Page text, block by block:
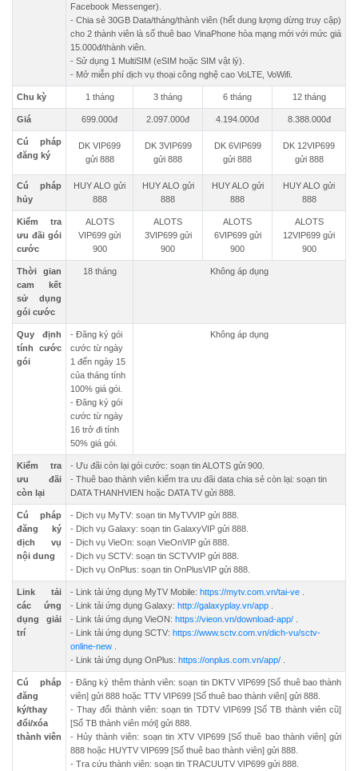
Facebook Messenger).
- Chia sẻ 30GB Data/tháng/thành viên (hết dung lượng dừng truy cập)
cho 2 thành viên là số thuê bao VinaPhone hòa mạng mới với mức giá
15.000đ/thành viên.
- Sử dụng 1 MultiSIM (eSIM hoặc SIM vật lý).
- Mở miễn phí dịch vụ thoại công nghệ cao VoLTE, VoWifi.
Chu kỳ 1 tháng 3 tháng 6 tháng 12 tháng
Giá 699.000đ 2.097.000đ 4.194.000đ 8.388.000đ
Cú pháp
đăng ký
DK VIP699
gửi 888
DK 3VIP699
gửi 888
DK 6VIP699
gửi 888
DK 12VIP699
gửi 888
Cú pháp
hủy
HUY ALO gửi
888
HUY ALO gửi
888
HUY ALO gửi
888
HUY ALO gửi
888
Kiểm tra
ưu đãi gói
cước
ALOTS
VIP699 gửi
900
ALOTS
3VIP699 gửi
900
ALOTS
6VIP699 gửi
900
ALOTS
12VIP699 gửi
900
Thời gian
cam kết
sử dụng
gói cước
18 tháng Không áp dụng
Quy định
tính cước
gói
- Đăng ký gói
cước từ ngày
1 đến ngày 15
của tháng tính
100% giá gói.
- Đăng ký gói
cước từ ngày
16 trở đi tính
50% giá gói.
Không áp dụng
Kiểm tra
ưu đãi
còn lại
- Ưu đãi còn lại gói cước: soạn tin ALOTS gửi 900.
- Thuê bao thành viên kiểm tra ưu đãi data chia sẻ còn lại: soạn tin
DATA THANHVIEN hoặc DATA TV gửi 888.
Cú pháp
đăng ký
dịch vụ
nội dung
- Dịch vụ MyTV: soạn tin MyTVVIP gửi 888.
- Dịch vụ Galaxy: soạn tin GalaxyVIP gửi 888.
- Dịch vụ VieOn: soạn VieOnVIP gửi 888.
- Dịch vụ SCTV: soạn tin SCTVVIP gửi 888.
- Dịch vụ OnPlus: soạn tin OnPlusVIP gửi 888.
Link tải
các ứng
dụng giải
trí
- Link tải ứng dụng MyTV Mobile: https://mytv.com.vn/tai-ve .
- Link tải ứng dụng Galaxy: http://galaxyplay.vn/app .
- Link tải ứng dụng VieON: https://vieon.vn/download-app/ .
- Link tải ứng dụng SCTV: https://www.sctv.com.vn/dich-vu/sctv-
online-new .
- Link tải ứng dụng OnPlus: https://onplus.com.vn/app/ .
Cú pháp
đăng
ký/thay
đổi/xóa
thành viên
- Đăng ký thêm thành viên: soạn tin DKTV VIP699 [Số thuê bao thành
viên] gửi 888 hoặc TTV VIP699 [Số thuê bao thành viên] gửi 888.
- Thay đổi thành viên: soạn tin TDTV VIP699 [Số TB thành viên cũ]
[Số TB thành viên mới] gửi 888.
- Hủy thành viên: soạn tin XTV VIP699 [Số thuê bao thành viên] gửi
888 hoặc HUYTV VIP699 [Số thuê bao thành viên] gửi 888.
- Tra cứu thành viên: soạn tin TRACUUTV VIP699 gửi 888.